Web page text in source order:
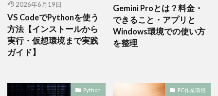
2026年6月19日
VS CodeでPythonを使う
方法【インストールから
実行・仮想環境まで実践
ガイド】
Gemini Proとは？料金・
できること・アプリと
Windows環境での使い方
を整理
Python PC作業環境